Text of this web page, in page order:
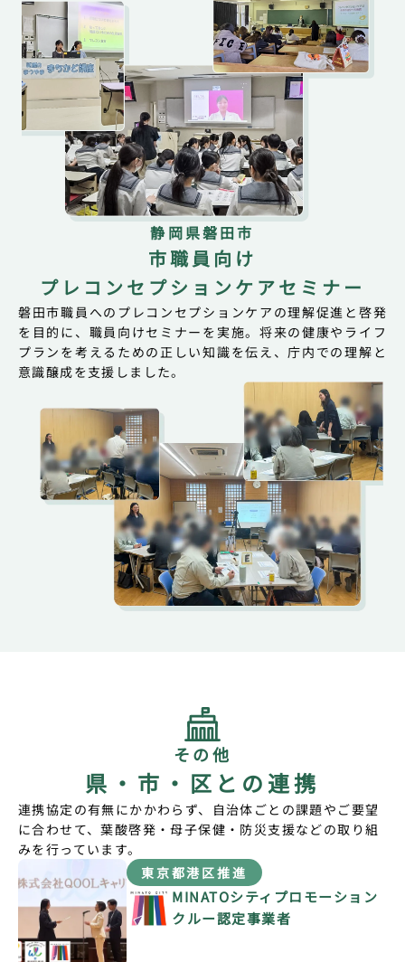
静岡県磐田市
市職員向け
プレコンセプションケアセミナー
磐田市職員へのプレコンセプションケアの理解促進と啓発
を目的に、職員向けセミナーを実施。将来の健康やライフ
プランを考えるための正しい知識を伝え、庁内での理解と
意識醸成を支援しました。
その他
県・市・区との連携
連携協定の有無にかかわらず、自治体ごとの課題やご要望
に合わせて、葉酸啓発・母子保健・防災支援などの取り組
みを行っています。
東京都港区推進
MINATOシティプロモーション
クルー認定事業者